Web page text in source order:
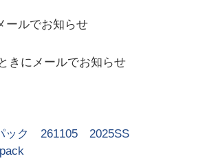
ールでお知らせ
きにメールでお知らせ
パック 261105 2025SS